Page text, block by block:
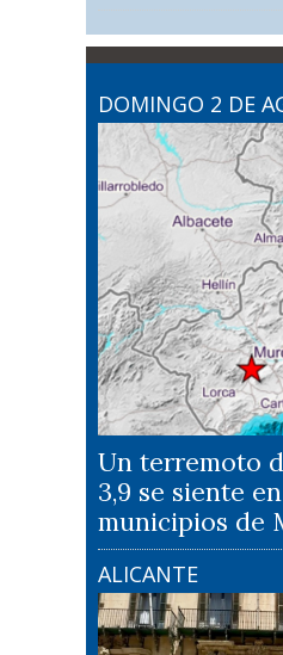
DOMINGO 2 DE
Un terremoto
3,9 se siente
municipios de
ALICANTE